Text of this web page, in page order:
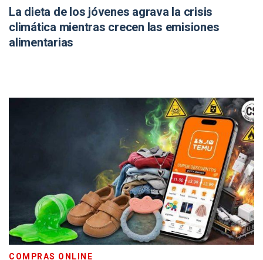
La dieta de los jóvenes agrava la crisis
climática mientras crecen las emisiones
alimentarias
COMPRAS ONLINE